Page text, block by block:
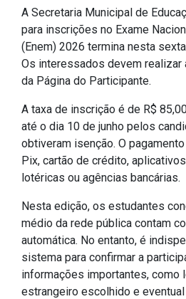
Serviços
IPTU 2026
Ouvidoria
Portal do Cidadão
Portal do Servidor
Publicações
Diário Oficial (Novo)
Diário Oficial (Até 30/04)
A Secretaria Municipal de
para inscrições no Exame
(Enem) 2026 termina nesta
Os interessados devem realizar
da Página do Participante.
A taxa de inscrição é de R$
até o dia 10 de junho pelos
obtiveram isenção. O
Pix, cartão de crédito,
lotéricas ou agências bancárias.
Nesta edição, os estudantes
médio da rede pública contam
automática. No entanto, é
sistema para confirmar a
informações importantes, como
estrangeiro escolhido e